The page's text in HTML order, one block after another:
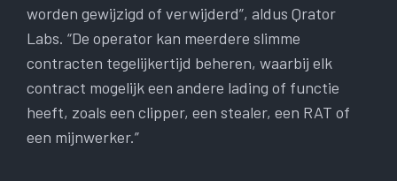
worden gewijzigd of verwijderd”, aldus Qrator
Labs. “De operator kan meerdere slimme
contracten tegelijkertijd beheren, waarbij elk
contract mogelijk een andere lading of functie
heeft, zoals een clipper, een stealer, een RAT of
een mijnwerker.”